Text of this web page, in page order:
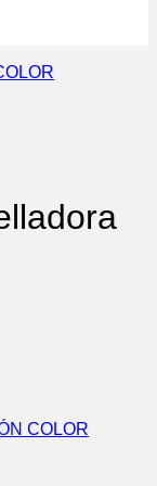
COLOR